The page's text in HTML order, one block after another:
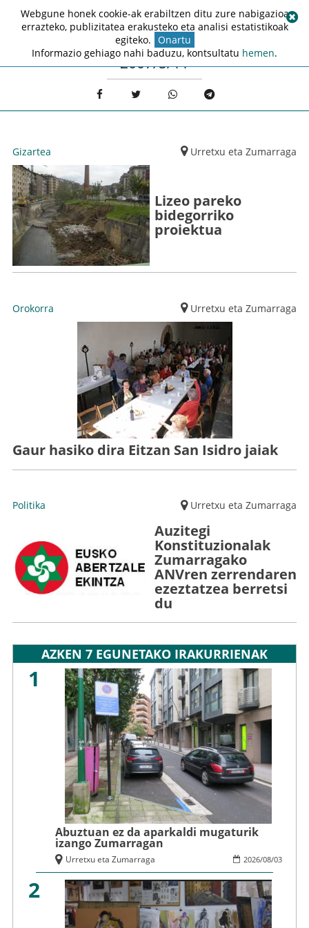
2007/5/11
Gizartea Urretxu eta Zumarraga
Lizeo pareko
bidegorriko
proiektua
Orokorra Urretxu eta Zumarraga
Gaur hasiko dira Eitzan San Isidro jaiak
Politika Urretxu eta Zumarraga
Auzitegi
Konstituzionalak
Zumarragako
ANVren zerrendaren
ezeztatzea berretsi
du
AZKEN 7 EGUNETAKO IRAKURRIENAK
1
Abuztuan ez da aparkaldi mugaturik
izango Zumarragan
2026/08/03
Urretxu eta Zumarraga
2
Webgune honek cookie-ak erabiltzen ditu zure nabigazioa
errazteko, publizitatea erakusteko eta analisi estatistikoak
egiteko. Onartu
Informazio gehiago nahi baduzu, kontsultatu hemen.